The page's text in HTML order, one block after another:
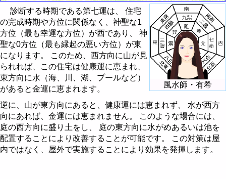
ホラリー占星術
手相占いで未来診断
タロットカードで無料占い
命名の姓名判断
男と女の心理学と心理テスト
風水と家相
飛星派風水入門
インテリア・家具・財布を鑑定 - 巒頭風水
理想的な住宅の立地条件
風水では玄関を重視
玄関の風水インテリア
風水財布で金運アップ
風水と色 - ラッキーカラー
風水による2008年の色
風水による2009年の色
風水による2010年の色
風水都市
風水都市 - 京都
風水都市 - 東京
易学から陰陽説 - 八卦とは
五行説とは
飛星派風水応用
住宅の宅向・座山の決め方
住宅の中心の求め方
宅向・座山の方位を読む
住宅の飛星図を作成する
風水師・有希
診断する時期である第七運は、 住宅
の完成時期や方位に関係なく、神聖な1
方位（最も幸運な方位）が西であり、 神
聖な0方位（最も縁起の悪い方位）が東
になります。 このため、西方向に山が見
られれば、この住宅は健康運に恵まれ、
東方向に水（海、川、湖、プールなど）
があると金運に恵まれます。
逆に、山が東方向にあると、健康運には恵まれず、 水が西方
向にあれば、金運には恵まれません。 このような場合には、
庭の西方向に盛り土をし、 庭の東方向に水がめあるいは池を
配置することにより改善することが可能です。 この対策は屋
内ではなく、屋外で実施することにより効果を発揮します。